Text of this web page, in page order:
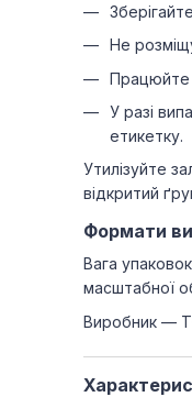
Не
Працюйте
У разі
етикетку.
Утилізуйте
відкритий
Формати
Вага
масштабної
Виробник —